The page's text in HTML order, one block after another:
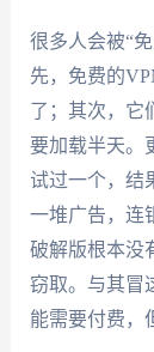
很多人会被“
先，免费的
了；其次，它
要加载半天。
试过一个，结
一堆广告，连
破解版根本没
窃取。与其冒
能需要付费，